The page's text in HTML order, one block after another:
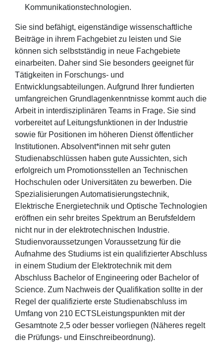
Kommunikationstechnologien.
Sie sind befähigt, eigenständige wissenschaftliche
Beiträge in ihrem Fachgebiet zu leisten und Sie
können sich selbstständig in neue Fachgebiete
einarbeiten. Daher sind Sie besonders geeignet für
Tätigkeiten in Forschungs- und
Entwicklungsabteilungen. Aufgrund Ihrer fundierten
umfangreichen Grundlagenkenntnisse kommt auch die
Arbeit in interdisziplinären Teams in Frage. Sie sind
vorbereitet auf Leitungsfunktionen in der Industrie
sowie für Positionen im höheren Dienst öffentlicher
Institutionen. Absolvent*innen mit sehr guten
Studienabschlüssen haben gute Aussichten, sich
erfolgreich um Promotionsstellen an Technischen
Hochschulen oder Universitäten zu bewerben. Die
Spezialisierungen Automatisierungstechnik,
Elektrische Energietechnik und Optische Technologien
eröffnen ein sehr breites Spektrum an Berufsfeldern
nicht nur in der elektrotechnischen Industrie.
Studienvoraussetzungen Voraussetzung für die
Aufnahme des Studiums ist ein qualifizierter Abschluss
in einem Studium der Elektrotechnik mit dem
Abschluss Bachelor of Engineering oder Bachelor of
Science. Zum Nachweis der Qualifikation sollte in der
Regel der qualifizierte erste Studienabschluss im
Umfang von 210 ECTSLeistungspunkten mit der
Gesamtnote 2,5 oder besser vorliegen (Näheres regelt
die Prüfungs- und Einschreibeordnung).